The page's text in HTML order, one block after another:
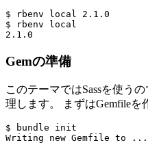
$ rbenv local 2.1.0
$ rbenv local
Gemの準備
このテーマではSassを使うの
理します。 まずはGemfileを
$ bundle init